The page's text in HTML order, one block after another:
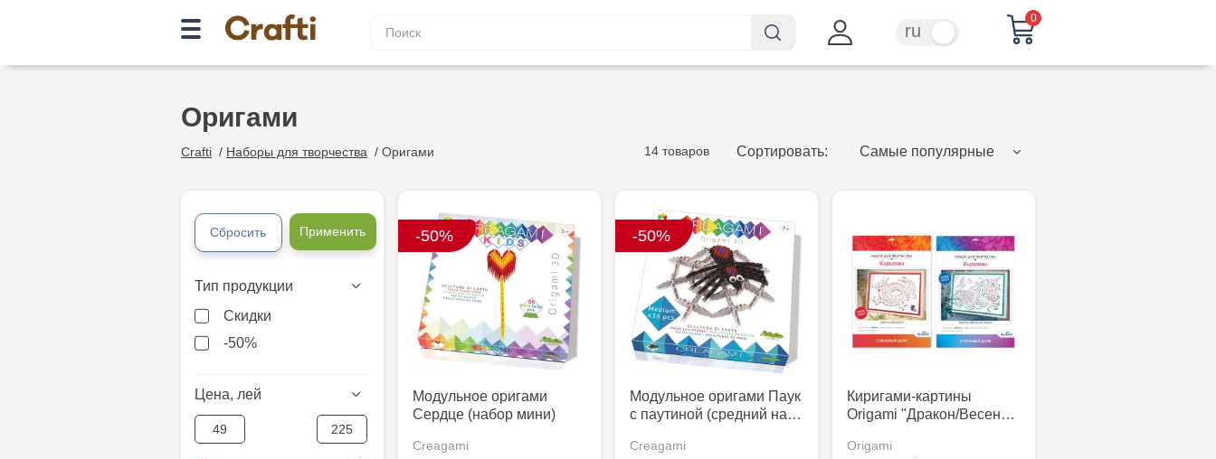
ru
0
Оригами
Crafti / Наборы для творчества / Оригами 14 товаров Сортировать: Самые популярные
Сбросить Применить
Тип продукции
Скидки
-50%
Цена, лей
-50%
Модульное оригами
Сердце (набор мини)
Creagami
-50%
Модульное оригами Паук
с паутиной (средний на…
Creagami
Киригами-картины
Origami "Дракон/Весен…
Origami